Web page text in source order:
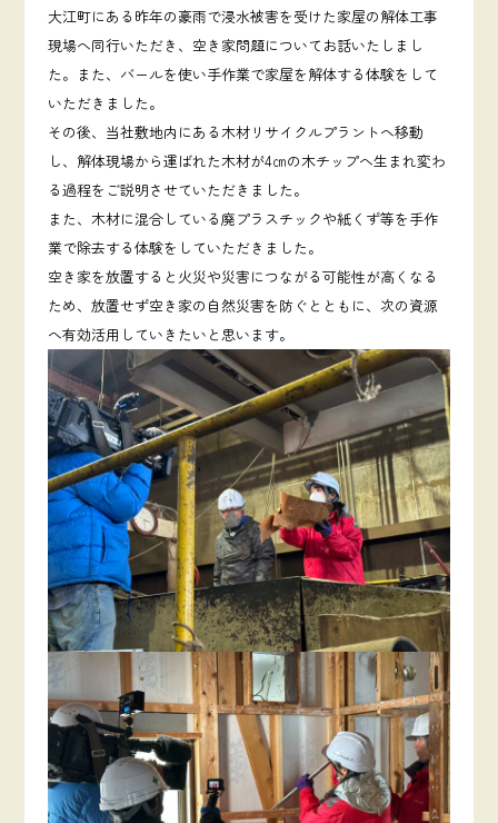
大江町にある昨年の豪雨で浸水被害を受けた家屋の解体工事
現場へ同行いただき、空き家問題についてお話いたしまし
た。また、バールを使い手作業で家屋を解体する体験をして
いただきました。
その後、当社敷地内にある木材リサイクルプラントへ移動
し、解体現場から運ばれた木材が4㎝の木チップへ生まれ変わ
る過程をご説明させていただきました。
また、木材に混合している廃プラスチックや紙くず等を手作
業で除去する体験をしていただきました。
空き家を放置すると火災や災害につながる可能性が高くなる
ため、放置せず空き家の自然災害を防ぐとともに、次の資源
へ有効活用していきたいと思います。